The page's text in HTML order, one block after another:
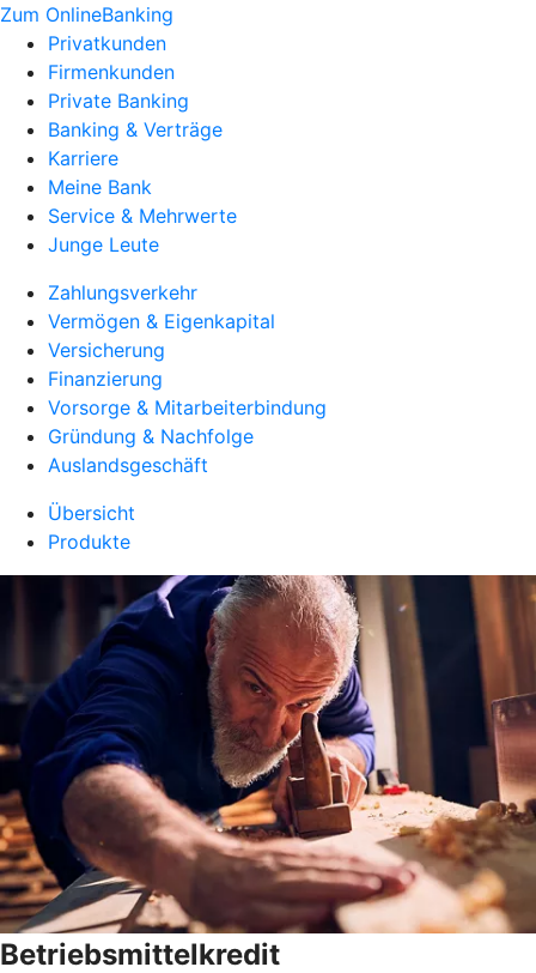
Zum OnlineBanking
Privatkunden
Firmenkunden
Private Banking
Banking & Verträge
Karriere
Meine Bank
Service & Mehrwerte
Junge Leute
Zahlungsverkehr
Vermögen & Eigenkapital
Versicherung
Finanzierung
Vorsorge & Mitarbeiterbindung
Gründung & Nachfolge
Auslandsgeschäft
Übersicht
Produkte
Betriebsmittelkredit